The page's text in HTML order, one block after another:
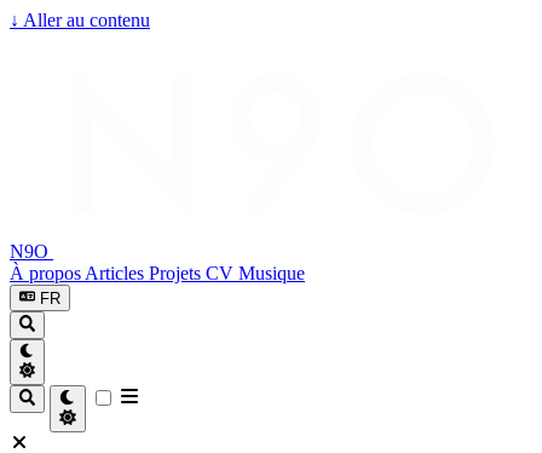
↓ Aller au contenu
N9O
À propos Articles Projets CV Musique
FR